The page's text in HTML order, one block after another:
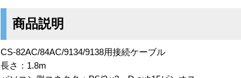
商品説明
CS-82AC/84AC/9134/9138用接続ケーブル
長さ：1.8m